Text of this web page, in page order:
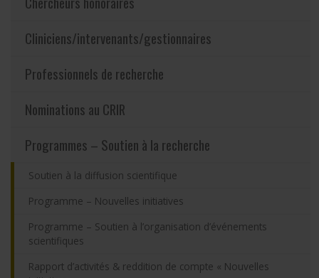
Éthique
Nous joindre
Accessibilité
Espace membre
Cliniciens/intervenants/gestionnaires
Professionnels de recherche
Nominations au CRIR
Programmes – Soutien à la recherche
Soutien à la diffusion scientifique
Programme – Nouvelles initiatives
Programme – Soutien à l’organisation d’événements
scientifiques
Rapport d’activités & reddition de compte « Nouvelles